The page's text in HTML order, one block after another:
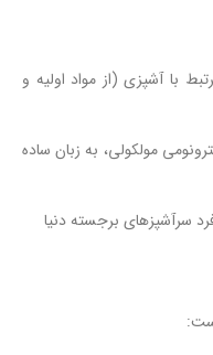
با آشپزی (از مواد اولیه و
مولکولی، به زبان ساده
سرآشپزهای برجسته دنیا